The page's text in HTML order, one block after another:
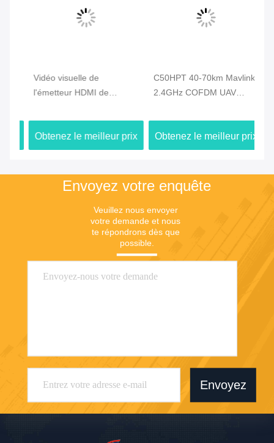
Vidéo visuelle de
l'émetteur HDMI de
l'économie 2.4G 5km et
liaison de transmission de
données duplex
Obtenez le meilleur prix
C50HPT 40-70km Mavlink
2.4GHz COFDM UAV
longue portée UP/Downlink
Obtenez le meilleur prix
Envoyez votre enquête
Veuillez nous envoyer
votre demande et nous
te répondrons dès que
possible.
Envoyez